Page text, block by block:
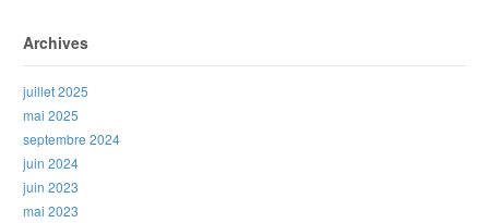
Archives
juillet 2025
mai 2025
septembre 2024
juin 2024
juin 2023
mai 2023